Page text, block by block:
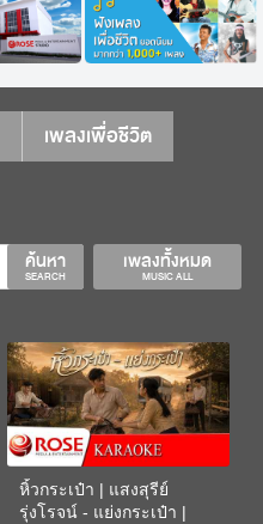
เพลงเพื่อชีวิต
เพลงทั้งหมด
MUSIC ALL
ค้นหา
SEARCH
หิ้วกระเป๋า | แสงสุรีย์
รุ่งโรจน์ - แย่งกระเป๋า |